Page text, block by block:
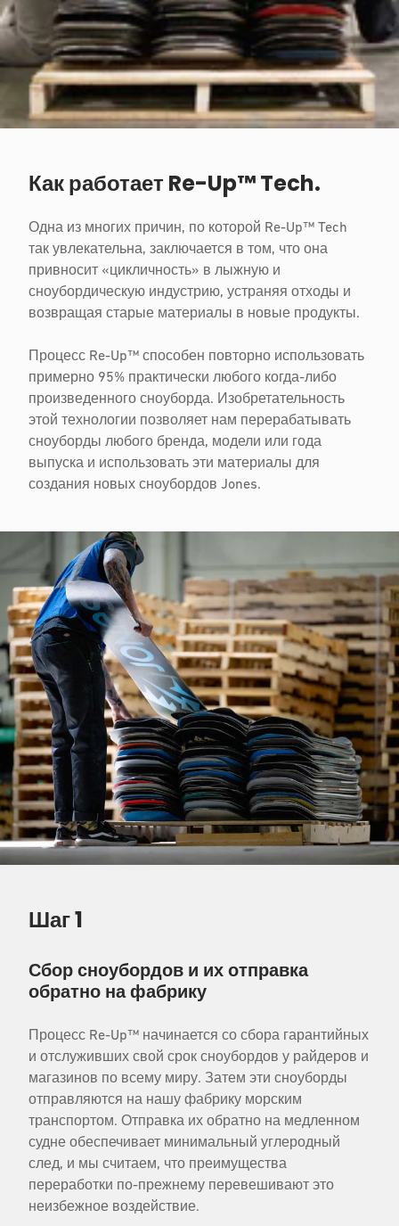
Как работает Re-Up™ Tech.
Одна из многих причин, по которой Re-Up™ Tech
так увлекательна, заключается в том, что она
привносит «цикличность» в лыжную и
сноубордическую индустрию, устраняя отходы и
возвращая старые материалы в новые продукты.
Процесс Re-Up™ способен повторно использовать
примерно 95% практически любого когда-либо
произведенного сноуборда. Изобретательность
этой технологии позволяет нам перерабатывать
сноуборды любого бренда, модели или года
выпуска и использовать эти материалы для
создания новых сноубордов Jones.
Шаг 1
Сбор сноубордов и их отправка
обратно на фабрику
Процесс Re-Up™ начинается со сбора гарантийных
и отслуживших свой срок сноубордов у райдеров и
магазинов по всему миру. Затем эти сноуборды
отправляются на нашу фабрику морским
транспортом. Отправка их обратно на медленном
судне обеспечивает минимальный углеродный
след, и мы считаем, что преимущества
переработки по-прежнему перевешивают это
неизбежное воздействие.